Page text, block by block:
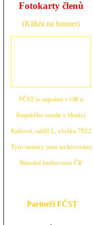
Fotokarty členů
(Klikni na banner)
FČST je zapsána v OR u
Krajského soudu v Hradci
Králové, oddíl L, vložka 7922
Tyto stránky jsou archivovány
Národní knihovnou ČR
Partneři FČST